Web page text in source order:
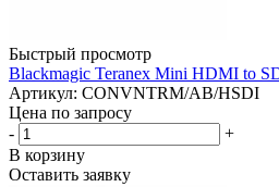
Быстрый просмотр
Blackmagic Teranex Mini HDMI to
Артикул: CONVNTRM/AB/HSDI
Цена по запросу
-
+
В корзину
Оставить заявку